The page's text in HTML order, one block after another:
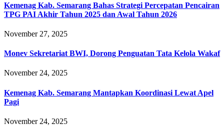
Kemenag Kab. Semarang Bahas Strategi Percepatan Pencairan
TPG PAI Akhir Tahun 2025 dan Awal Tahun 2026
November 27, 2025
Monev Sekretariat BWI, Dorong Penguatan Tata Kelola Wakaf
November 24, 2025
Kemenag Kab. Semarang Mantapkan Koordinasi Lewat Apel
Pagi
November 24, 2025